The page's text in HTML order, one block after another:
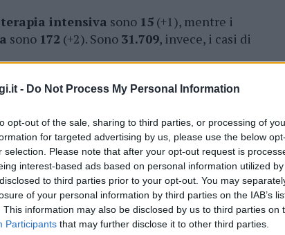
- Do Not Process My Personal Information
opt-out of the sale, sharing to third parties, or processing of
for targeted advertising by us, please use the below
selection. Please note that after your opt-out request is
interest-based ads based on personal information utilized
to third parties prior to your opt-out. You may
of your personal information by third parties on the IAB’s
This information may also be disclosed by us to third parties on
Participants that may further disclose it to other third parties.
terapia intensiva sono 15 (+1), mentre i
sono 172 (+2). Sono 31.709, invece, i casi di
di53 e63anni, residenti nella provincia del
anni e cinque uomini di76, due di 85,86e
cliccandoqui